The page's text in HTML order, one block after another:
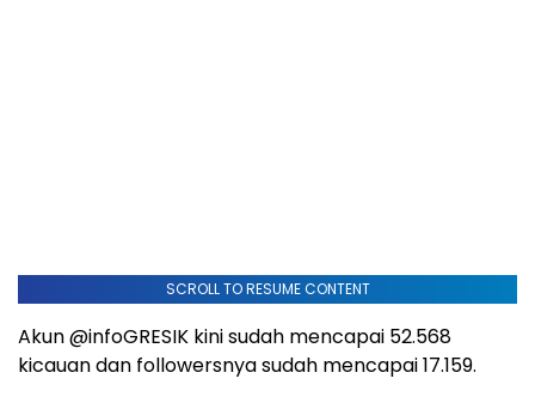
SCROLL TO RESUME CONTENT
Akun @infoGRESIK kini sudah mencapai 52.568
kicauan dan followersnya sudah mencapai 17.159.